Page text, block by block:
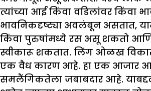
त्यांच्या आई किंवा वडिलांवर किंवा
भावनिकदृष्ट्या अवलंबून असतात,
किंवा पुरुषांमध्ये रस असू शकतो
स्वीकारू शकतात. लिंग ओळख
एक वैध कारण आहे. हा एक आजार
समलैंगिकतेला जबाबदार आहे.